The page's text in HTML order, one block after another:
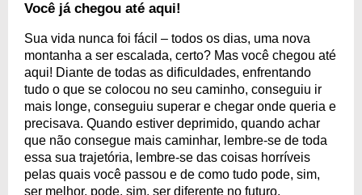
Você já chegou até aqui!
Sua vida nunca foi fácil – todos os dias, uma nova
montanha a ser escalada, certo? Mas você chegou até
aqui! Diante de todas as dificuldades, enfrentando
tudo o que se colocou no seu caminho, conseguiu ir
mais longe, conseguiu superar e chegar onde queria e
precisava. Quando estiver deprimido, quando achar
que não consegue mais caminhar, lembre-se de toda
essa sua trajetória, lembre-se das coisas horríveis
pelas quais você passou e de como tudo pode, sim,
ser melhor, pode, sim, ser diferente no futuro.